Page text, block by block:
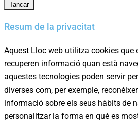
Tancar
Resum de la privacitat
Aquest Lloc web utilitza cookies que
recuperen informació quan està
aquestes tecnologies poden servir
diverses com, per exemple,
informació sobre els seus hàbits de
personalitzar la forma en què es